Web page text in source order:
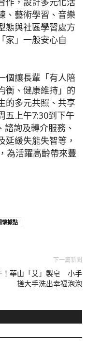
、藝術學習、音樂
態與社區學習處方
家」一般安心自
個讓長輩「有人陪
衡、健康維持」的
的多元共照、共享
五上午7:30到下午
詢及轉介服務、
延緩失能失智等，
為活躍高齡帶來豐
懷據點
下一篇新聞
！華山「艾」製皂 小手
搓大手洗出幸福泡泡